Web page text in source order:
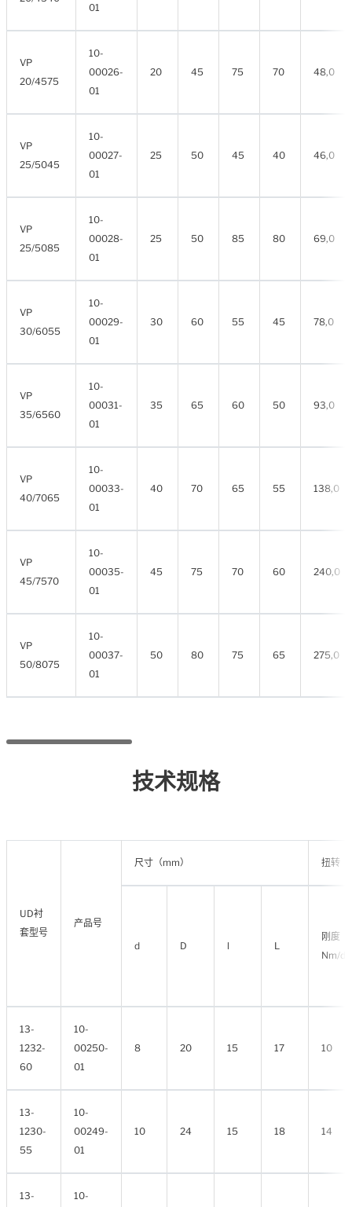
01
VP
20/4575
10-
00026-
01
20 45 75 70 48,0
VP
25/5045
10-
00027-
01
25 50 45 40 46,0
VP
25/5085
10-
00028-
01
25 50 85 80 69,0
VP
30/6055
10-
00029-
01
30 60 55 45 78,0
VP
35/6560
10-
00031-
01
35 65 60 50 93,0
VP
40/7065
10-
00033-
01
40 70 65 55 138,0
VP
45/7570
10-
00035-
01
45 75 70 60 240,0
VP
50/8075
10-
00037-
01
50 80 75 65 275,0
技术规格
UD衬
套型号
产品号
尺寸（mm） 扭转
d D l L
刚度
Nm/
13-
1232-
60
10-
00250-
01
8 20 15 17 10
13-
1230-
55
10-
00249-
01
10 24 15 18 14
13-
10-